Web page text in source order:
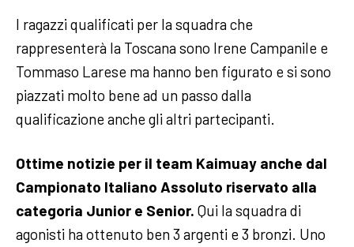
I ragazzi qualificati per la squadra che
rappresenterà la Toscana sono Irene Campanile e
Tommaso Larese ma hanno ben figurato e si sono
piazzati molto bene ad un passo dalla
qualificazione anche gli altri partecipanti.
Ottime notizie per il team Kaimuay anche dal
Campionato Italiano Assoluto riservato alla
categoria Junior e Senior. Qui la squadra di
agonisti ha ottenuto ben 3 argenti e 3 bronzi. Uno